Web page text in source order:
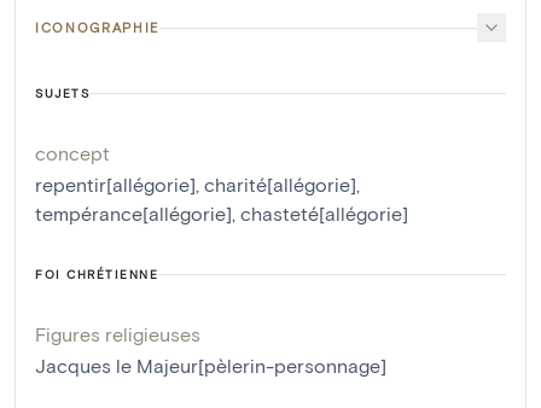
ICONOGRAPHIE
SUJETS
concept
repentir[allégorie], charité[allégorie],
tempérance[allégorie], chasteté[allégorie]
FOI CHRÉTIENNE
Figures religieuses
Jacques le Majeur[pèlerin-personnage]